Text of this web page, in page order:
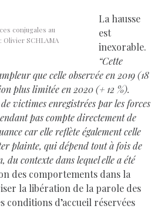
conjugales au
Olivier SCHLAMA
La hausse
est
inexorable.
“Cette
que celle observée en 2019 (18
plus limitée en 2020 (+ 12 %).
victimes enregistrées par les forces
pas compte directement de
car elle reflète également celle
plainte, qui dépend tout à fois de
du contexte dans lequel elle a été
des comportements dans la
la libération de la parole des
conditions d’accueil réservées